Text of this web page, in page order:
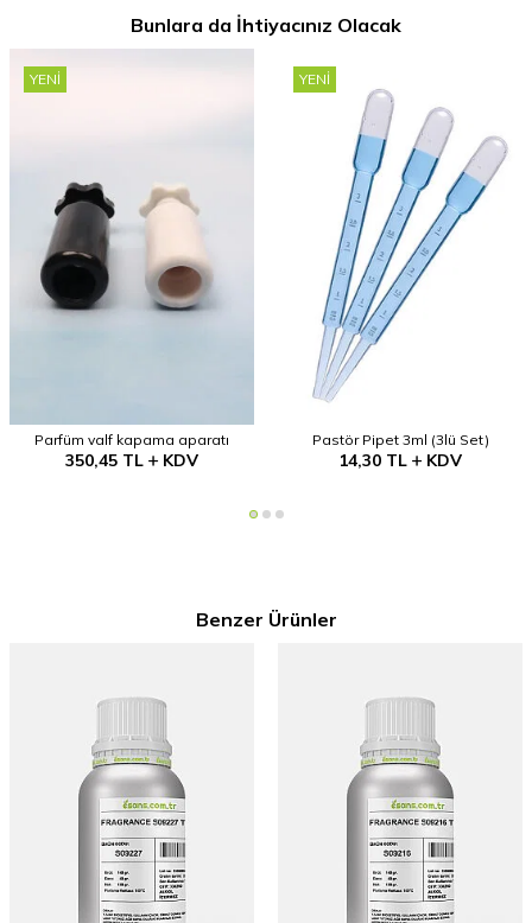
Bunlara da İhtiyacınız Olacak
YENI
Parfüm valf kapama aparatı
350,45TL KDV
YENI
Pastör Pipet 3ml (3lü Set)
14,30 TL KDV
Benzer Ürünler